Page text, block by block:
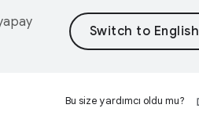
Bu size yardımcı oldu mu?